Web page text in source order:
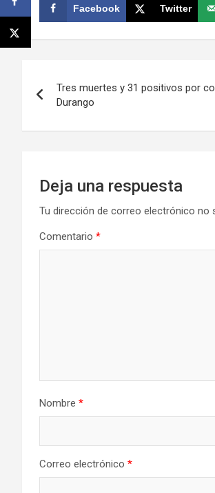
Facebook Twitter
de
entradas
Tres muertes y 31 positivos por
Durango
Deja una respuesta
Tu dirección de correo electrónico no
Comentario *
Nombre *
Correo electrónico *